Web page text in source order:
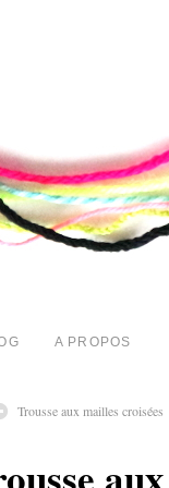
A PROPOS
Trousse aux mailles croisées